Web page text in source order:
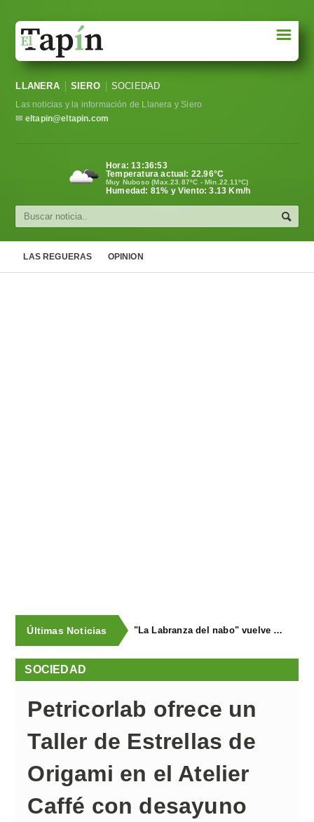
Sociedad
Política
Cultura
☰
LLANERA SIERO SOCIEDAD
Las noticias y la información de Llanera y Siero
✉ eltapin@eltapin.com
Hora:13:36:54
Temperatura actual: 22.96°C
Muy Nuboso (Max.23.87ºC - Min.22.11ºC)
Humedad: 81% y Viento: 3.13 Km/h
LAS REGUERAS OPINION
Últimas Noticias "La Labranza del nabo" vuelve a triunfar en las fiestas de La Vega
SOCIEDAD
Petricorlab ofrece un
Taller de Estrellas de
Origami en el Atelier
Caffé con desayuno